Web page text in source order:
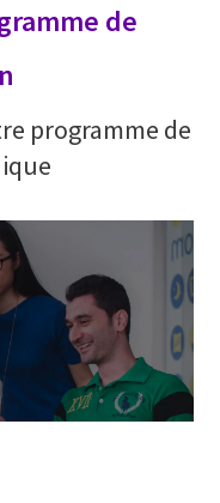
de
programme de